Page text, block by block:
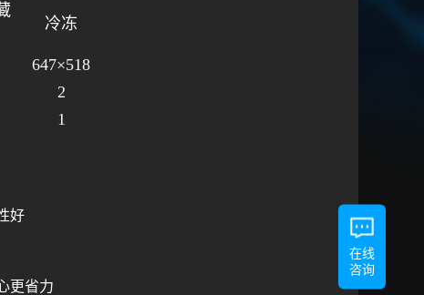
冷冻
647×518
2
1
好
更省力
在线
咨询